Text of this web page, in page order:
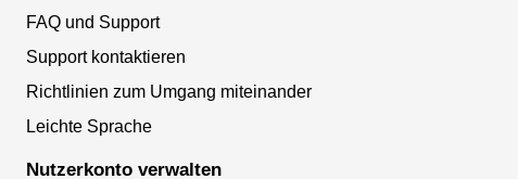
FAQ und Support
Support kontaktieren
Richtlinien zum Umgang miteinander
Leichte Sprache
Nutzerkonto verwalten